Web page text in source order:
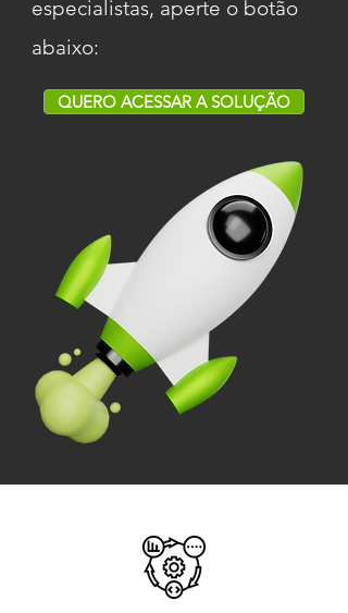
especialistas, aperte o botão
abaixo:
QUERO ACESSAR A SOLUÇÃO